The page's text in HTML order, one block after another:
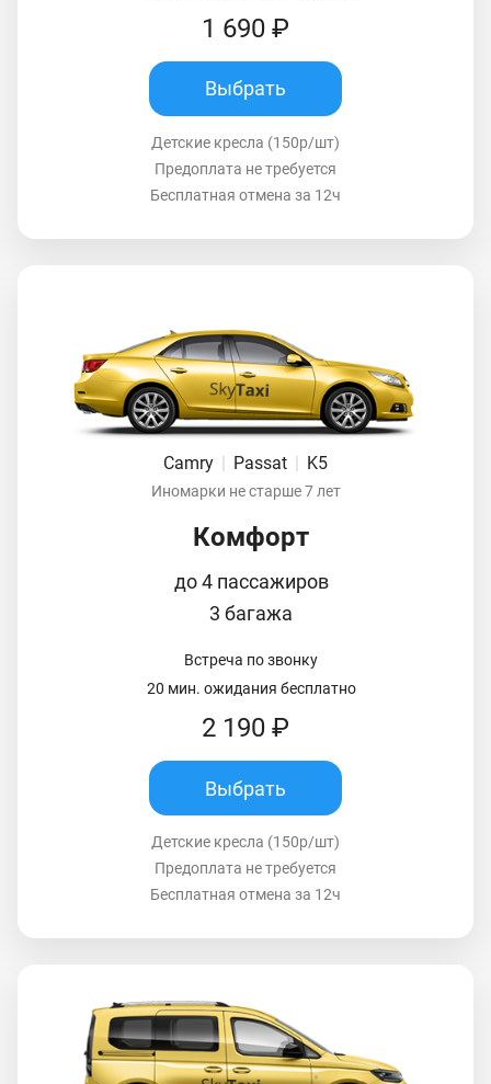
1 690 ₽
Выбрать
Детские кресла (150р/шт)
Предоплата не требуется
Бесплатная отмена за 12ч
Camry Passat K5
Иномарки не старше 7 лет
Комфорт
до 4 пассажиров
3 багажа
Встреча по звонку
20 мин. ожидания бесплатно
2 190 ₽
Выбрать
Детские кресла (150р/шт)
Предоплата не требуется
Бесплатная отмена за 12ч